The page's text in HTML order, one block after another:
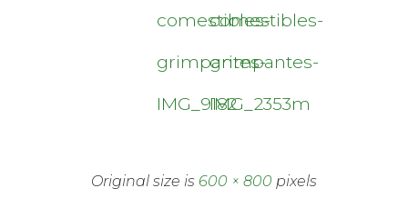
comestibles-
grimpantes-
IMG_9182
comestibles-
grimpantes-
IMG_2353m
Original size is 600 × 800 pixels